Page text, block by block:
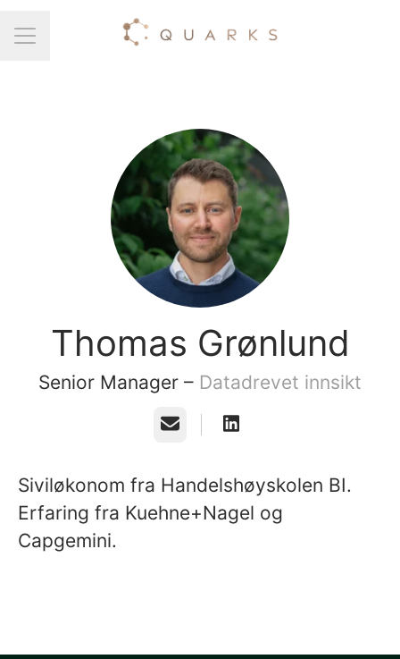
Karrieremeny
Thomas Grønlund
Senior Manager – Datadrevet innsikt
E-post
Siviløkonom fra Handelshøyskolen BI.
Erfaring fra Kuehne+Nagel og
Capgemini.